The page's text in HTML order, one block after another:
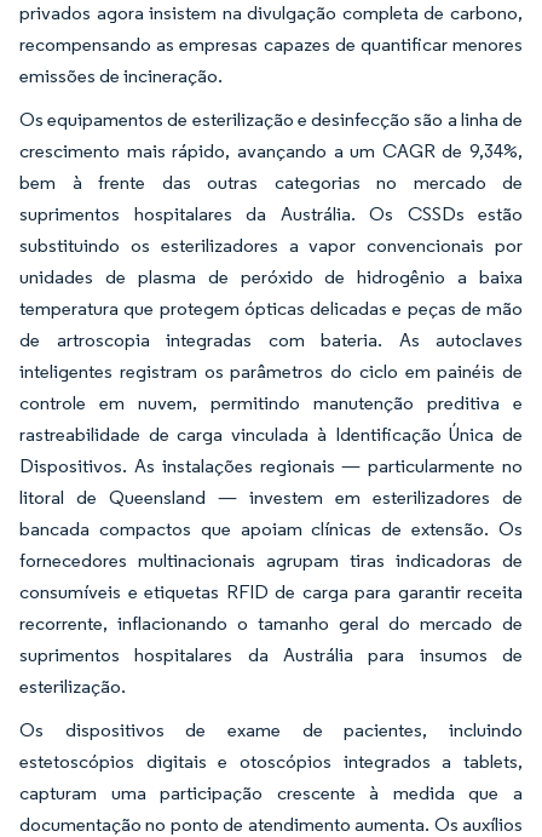
privados agora insistem na divulgação completa de carbono,
recompensando as empresas capazes de quantificar menores
emissões de incineração.
Os equipamentos de esterilização e desinfecção são a linha de
crescimento mais rápido, avançando a um CAGR de 9,34%,
bem à frente das outras categorias no mercado de
suprimentos hospitalares da Austrália. Os CSSDs estão
substituindo os esterilizadores a vapor convencionais por
unidades de plasma de peróxido de hidrogênio a baixa
temperatura que protegem ópticas delicadas e peças de mão
de artroscopia integradas com bateria. As autoclaves
inteligentes registram os parâmetros do ciclo em painéis de
controle em nuvem, permitindo manutenção preditiva e
rastreabilidade de carga vinculada à Identificação Única de
Dispositivos. As instalações regionais — particularmente no
litoral de Queensland — investem em esterilizadores de
bancada compactos que apoiam clínicas de extensão. Os
fornecedores multinacionais agrupam tiras indicadoras de
consumíveis e etiquetas RFID de carga para garantir receita
recorrente, inflacionando o tamanho geral do mercado de
suprimentos hospitalares da Austrália para insumos de
esterilização.
Os dispositivos de exame de pacientes, incluindo
estetoscópios digitais e otoscópios integrados a tablets,
capturam uma participação crescente à medida que a
documentação no ponto de atendimento aumenta. Os auxílios